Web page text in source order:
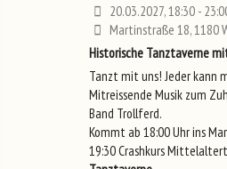
20.03.2027, 18:30 -
Martinstraße 18, 1180
Historische Tanztaverne
Tanzt mit uns! Jeder kann
Mitreissende Musik zum
Band Trollferd.
Kommt ab 18:00 Uhr ins
19:30 Crashkurs